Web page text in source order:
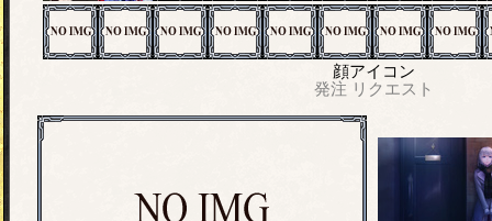
顔アイコン
発注 リクエスト